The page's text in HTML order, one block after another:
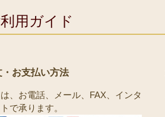
用ガイド
・お支払い方法
、お電話、メール、FAX、インタ
で承ります。